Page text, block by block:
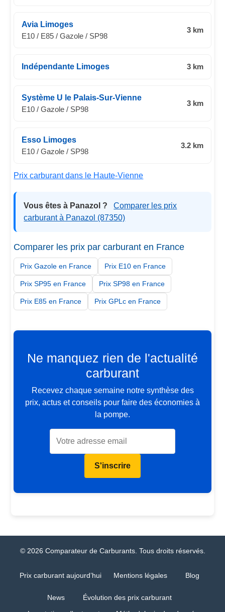
Avia Limoges
E10 / E85 / Gazole / SP98
3 km
Indépendante Limoges 3 km
Système U le Palais-Sur-Vienne
E10 / Gazole / SP98
3 km
Esso Limoges
E10 / Gazole / SP98
3.2 km
Prix carburant dans le Haute-Vienne
Vous êtes à Panazol ?
Comparer les prix
carburant à Panazol (87350)
Comparer les prix par carburant en France
Prix Gazole en France Prix E10 en France
Prix SP95 en France Prix SP98 en France
Prix E85 en France Prix GPLc en France
Ne manquez rien de l'actualité
carburant
Recevez chaque semaine notre synthèse des
prix, actus et conseils pour faire des économies à
la pompe.
S'inscrire
© 2026 Comparateur de Carburants. Tous droits réservés.
Prix carburant aujourd’hui Mentions légales Blog
News
Évolution des prix carburant